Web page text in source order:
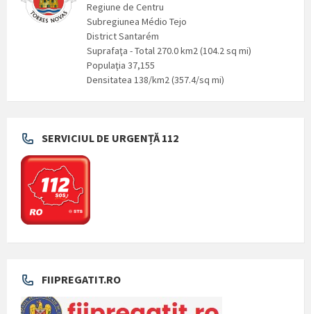
Regiune de Centru
Subregiunea Médio Tejo
District Santarém
Suprafaţa - Total 270.0 km2 (104.2 sq mi)
Populaţia 37,155
Densitatea 138/km2 (357.4/sq mi)
SERVICIUL DE URGENȚĂ 112
FIIPREGATIT.RO